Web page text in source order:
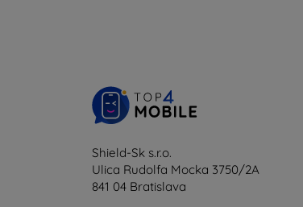
Shield-Sk s.r.o.
Ulica Rudolfa Mocka 3750/2A
841 04 Bratislava